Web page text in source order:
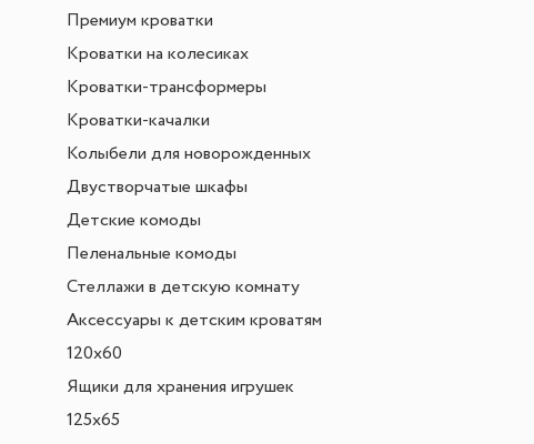
Премиум кроватки
Кроватки на колесиках
Кроватки-трансформеры
Кроватки-качалки
Колыбели для новорожденных
Двустворчатые шкафы
Детские комоды
Пеленальные комоды
Стеллажи в детскую комнату
Аксессуары к детским кроватям
120х60
Ящики для хранения игрушек
125х65